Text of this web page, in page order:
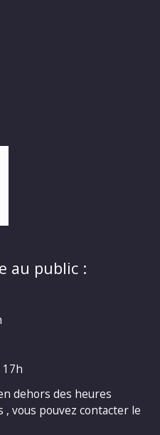
au public :
17h
dehors des heures
, vous pouvez contacter le